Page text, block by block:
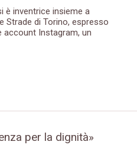
è inventrice insieme a
Strade di Torino, espresso
Instagram, un
per la dignità»